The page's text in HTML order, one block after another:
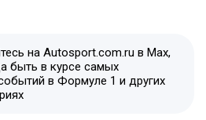
на Autosport.com.ru в Max,
быть в курсе самых
в Формуле 1 и других